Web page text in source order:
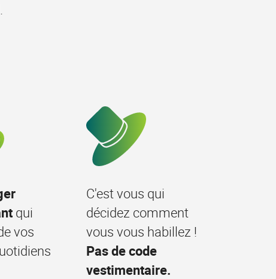
qui
vos
C'est vous qui
décidez comment
vous vous habillez !
Pas de code
vestimentaire.